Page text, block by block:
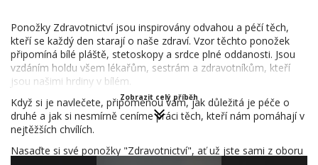
Ponožky Zdravotnictví jsou inspirovány odvahou a péčí těch,
kteří se každý den starají o naše zdraví. Vzor těchto ponožek
připomíná bílé pláště, stetoskopy a srdce plné oddanosti. Jsou
vzdáním holdu všem lékařům, sestrám a zdravotníkům, kteří
jsou našimi hrdiny v bílém.
Když si je navlečete, připomenou vám, jak důležitá je péče o
druhé a jak si nesmírně ceníme práci těch, kteří nám pomáhají v
nejtěžších chvílích.
Nasaďte si své ponožky "Zdravotnictví", ať už jste sami z oboru
Zobrazit celý příběh